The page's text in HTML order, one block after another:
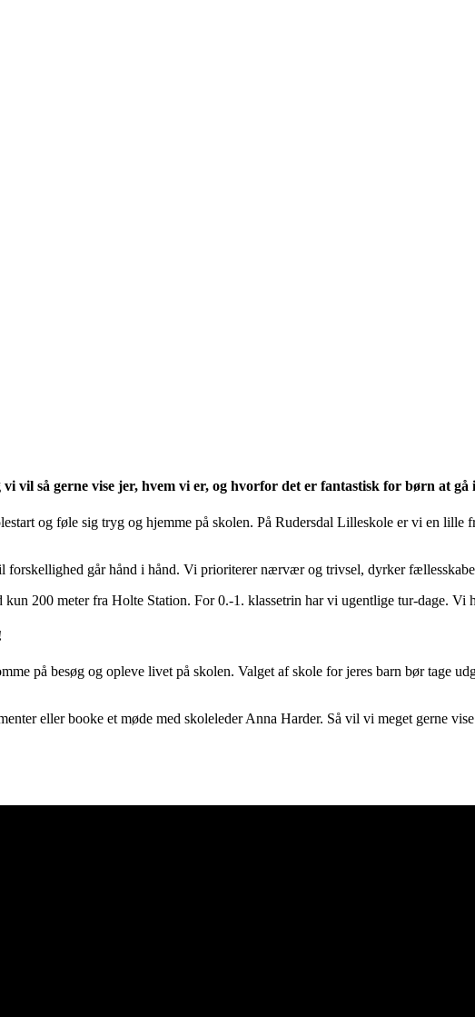
vil så gerne vise jer, hvem vi er, og hvorfor det er fantastisk for børn at gå
og føle sig tryg og hjemme på skolen. På Rudersdal Lilleskole er vi en
går hånd i hånd. Vi prioriterer nærvær og trivsel, dyrker
200 meter fra Holte Station. For 0.-1. klassetrin har vi ugentlige tur-dage.
på besøg og opleve livet på skolen. Valget af skole for jeres barn bør tage
eller booke et møde med skoleleder Anna Harder. Så vil vi meget gerne